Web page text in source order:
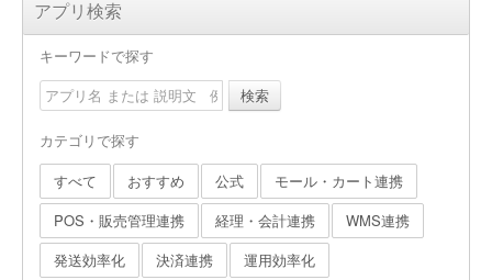
アプリ検索
キーワードで探す
検索
カテゴリで探す
すべて
おすすめ 公式
モール・カート連携
POS・販売管理連携
経理・会計連携
WMS連携
発送効率化
決済連携
運用効率化